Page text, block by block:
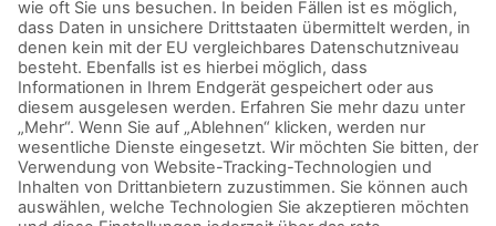
© Aurora Mühlen GmbH - Trettaustraße 49 – D-21107 Hamburg